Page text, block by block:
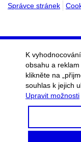
Správce stránek
K
obsahu a
klikněte na
souhlas k jejich
Upravit možnosti